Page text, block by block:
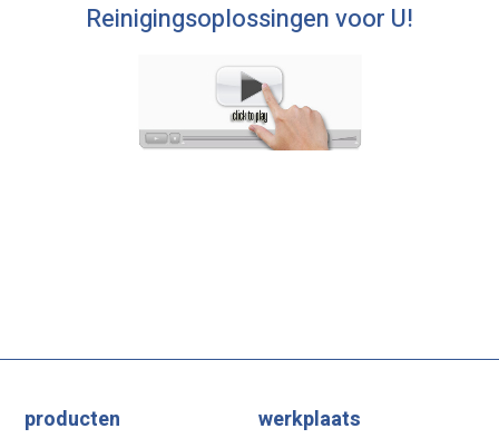
Reinigingsoplossingen voor U!
producten werkplaats